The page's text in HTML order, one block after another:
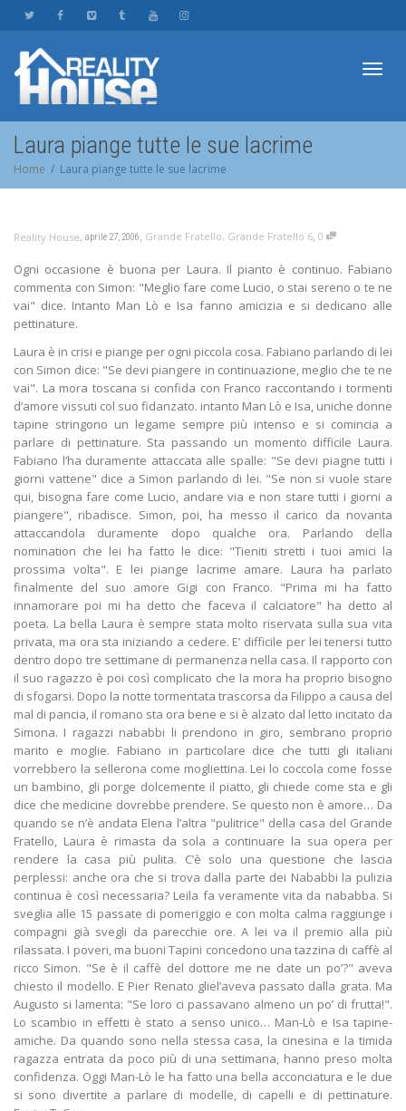
Laura piange tutte le sue lacrime
Home Laura piange tutte le sue lacrime
Reality House, aprile 27, 2006, Grande Fratello, Grande Fratello 6, 0
Ogni occasione è buona per Laura. Il pianto è continuo. Fabiano
commenta con Simon: "Meglio fare come Lucio, o stai sereno o te ne
vai" dice. Intanto Man Lò e Isa fanno amicizia e si dedicano alle
pettinature.
Laura è in crisi e piange per ogni piccola cosa. Fabiano parlando di lei
con Simon dice: "Se devi piangere in continuazione, meglio che te ne
vai". La mora toscana si confida con Franco raccontando i tormenti
d’amore vissuti col suo fidanzato. intanto Man Lò e Isa, uniche donne
tapine stringono un legame sempre più intenso e si comincia a
parlare di pettinature. Sta passando un momento difficile Laura.
Fabiano l’ha duramente attaccata alle spalle: "Se devi piagne tutti i
giorni vattene" dice a Simon parlando di lei. "Se non si vuole stare
qui, bisogna fare come Lucio, andare via e non stare tutti i giorni a
piangere", ribadisce. Simon, poi, ha messo il carico da novanta
attaccandola duramente dopo qualche ora. Parlando della
nomination che lei ha fatto le dice: "Tieniti stretti i tuoi amici la
prossima volta". E lei piange lacrime amare. Laura ha parlato
finalmente del suo amore Gigi con Franco. "Prima mi ha fatto
innamorare poi mi ha detto che faceva il calciatore" ha detto al
poeta. La bella Laura è sempre stata molto riservata sulla sua vita
privata, ma ora sta iniziando a cedere. E’ difficile per lei tenersi tutto
dentro dopo tre settimane di permanenza nella casa. Il rapporto con
il suo ragazzo è poi così complicato che la mora ha proprio bisogno
di sfogarsi. Dopo la notte tormentata trascorsa da Filippo a causa del
mal di pancia, il romano sta ora bene e si è alzato dal letto incitato da
Simona. I ragazzi nababbi li prendono in giro, sembrano proprio
marito e moglie. Fabiano in particolare dice che tutti gli italiani
vorrebbero la sellerona come mogliettina. Lei lo coccola come fosse
un bambino, gli porge dolcemente il piatto, gli chiede come sta e gli
dice che medicine dovrebbe prendere. Se questo non è amore… Da
quando se n’è andata Elena l’altra "pulitrice" della casa del Grande
Fratello, Laura è rimasta da sola a continuare la sua opera per
rendere la casa più pulita. C’è solo una questione che lascia
perplessi: anche ora che si trova dalla parte dei Nababbi la pulizia
continua è così necessaria? Leila fa veramente vita da nababba. Si
sveglia alle 15 passate di pomeriggio e con molta calma raggiunge i
compagni già svegli da parecchie ore. A lei va il premio alla più
rilassata. I poveri, ma buoni Tapini concedono una tazzina di caffè al
ricco Simon. "Se è il caffè del dottore me ne date un po’?" aveva
chiesto il modello. E Pier Renato gliel’aveva passato dalla grata. Ma
Augusto si lamenta: "Se loro ci passavano almeno un po’ di frutta!".
Lo scambio in effetti è stato a senso unico… Man-Lò e Isa tapine-
amiche. Da quando sono nella stessa casa, la cinesina e la timida
ragazza entrata da poco più di una settimana, hanno preso molta
confidenza. Oggi Man-Lò le ha fatto una bella acconciatura e le due
si sono divertite a parlare di modelle, di capelli e di pettinature.